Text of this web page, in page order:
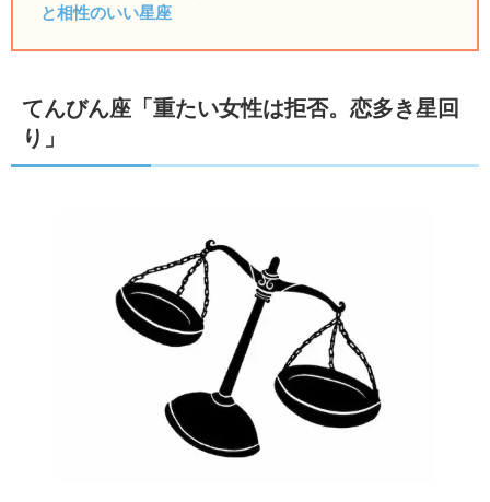
と相性のいい星座
てんびん座「重たい女性は拒否。恋多き星回
り」